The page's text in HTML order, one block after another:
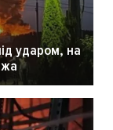
ударом, на